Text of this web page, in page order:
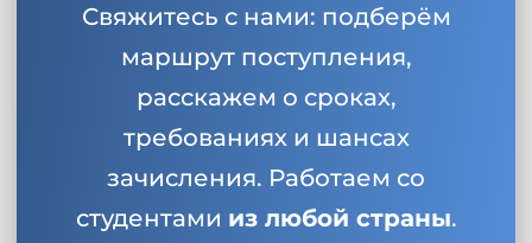
Свяжитесь с нами: подберём
маршрут поступления,
расскажем о сроках,
требованиях и шансах
зачисления. Работаем со
студентами из любой страны.